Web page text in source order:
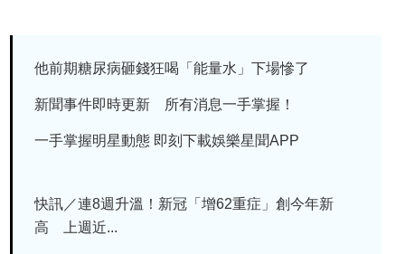
他前期糖尿病砸錢狂喝「能量水」下場慘了
新聞事件即時更新 所有消息一手掌握！
一手掌握明星動態 即刻下載娛樂星聞APP
快訊／連8週升溫！新冠「增62重症」創今年新
高 上週近...